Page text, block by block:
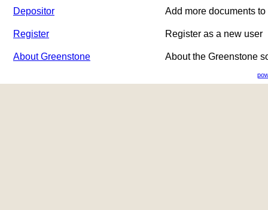
Depositor Add more documents
Register Register as a new user
About Greenstone About the Greenstone